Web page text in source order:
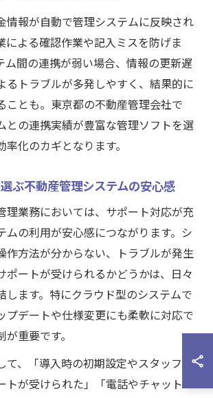
情報が自動で管理システムに反映され
による確認作業や記入ミスを防げま
ム間の連携が弱い場合、情報の更新遅
るトラブルが多発しやすく、結果的に
ことも。東京都の不動産管理会社で
との連携実績が豊富な管理ソフトを選
化のカギとなります。
ぶ不動産管理システムの安心感
理業務においては、サポート対応が充
ムの利用が安心感につながります。シ
作方法が分からない、トラブルが発生
ポートが受けられるかどうかは、日々
します。特にクラウド型のシステムで
プデートや仕様変更にも柔軟に対応で
重要です。
て、「導入時の初期設定やスタッフ研
トが受けられた」「電話やチャットで